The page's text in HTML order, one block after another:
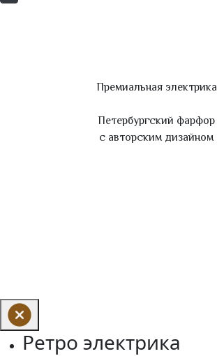
Премиальная электрика
Петербургский фарфор
с авторским дизайном
Ретро электрика